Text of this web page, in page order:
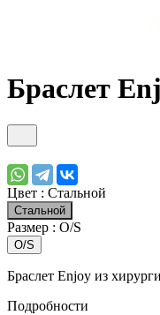
Браслет
Цвет : Стальной
Стальной
Размер : O/S
O/S
Браслет Enjoy из
Подробности